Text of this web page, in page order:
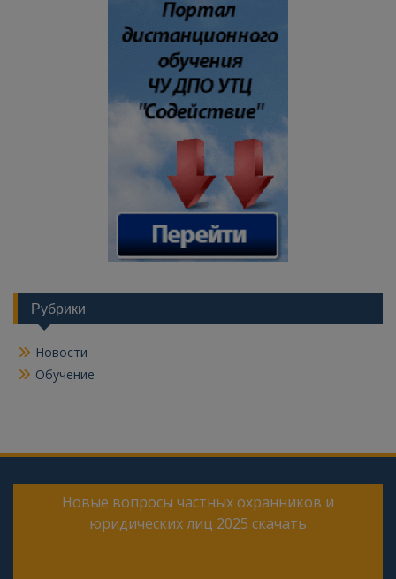
Рубрики
Новости
Обучение
Новые вопросы частных охранников и
юридических лиц 2025 скачать